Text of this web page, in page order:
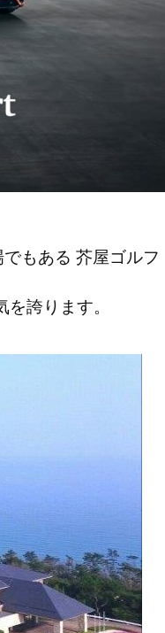
もある 芥屋ゴルフ
誇ります。